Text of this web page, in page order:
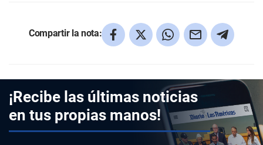
Compartir la nota:
¡Recibe las últimas noticias
en tus propias manos!